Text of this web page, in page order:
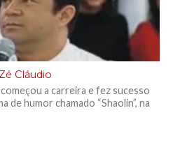
Cláudio
a carreira e fez sucesso
de humor chamado “Shaolin”, na